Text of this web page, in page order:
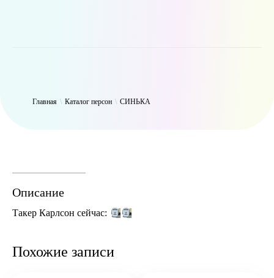
Главная \ Каталог персон \ СИНЬКА
Описание
Такер Карлсон сейчас:
Похожие записи